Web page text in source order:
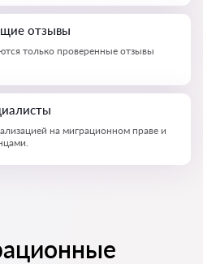
отзывы
только проверенные отзывы
на миграционном праве и